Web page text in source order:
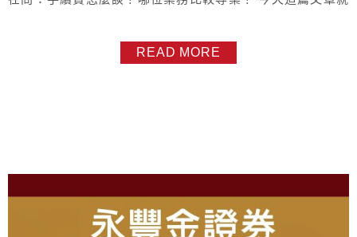
下交易成本，更找對陪你征戰市場的好夥伴。 一、 永豐期貨
開戶領優惠的 3 大密技 1. 線上開戶與業務預約並行 很多新
READ MORE